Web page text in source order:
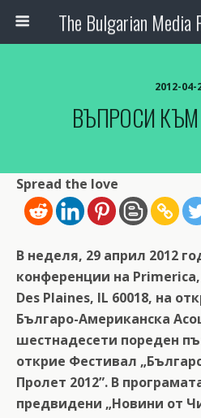
2012-04-
ВЪПРОСИ
Spread the love
В неделя, 29 април 2012
конференции на Primerica,
Des Plaines, IL 60018, на
Българо-Американска
шестнадесети пореден
открие Фестивал
Пролет 2012”. В
предвидени „Новини от